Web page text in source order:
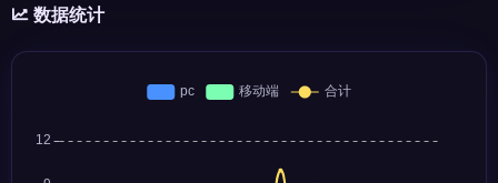
数据统计